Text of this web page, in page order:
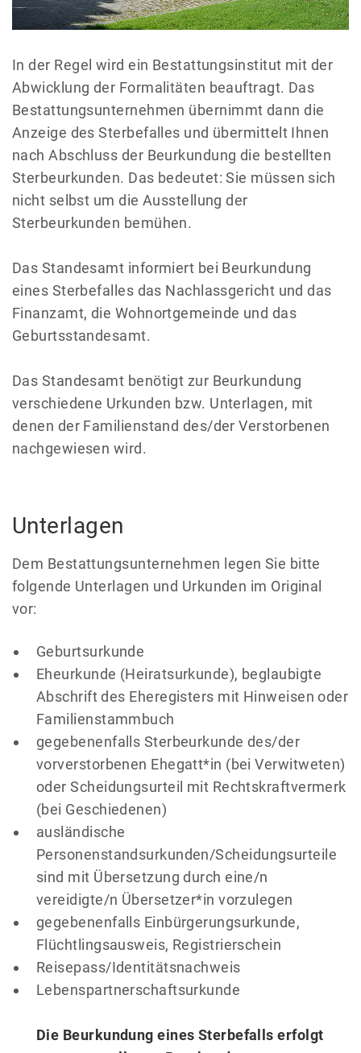
In der Regel wird ein Bestattungsinstitut mit der
Abwicklung der Formalitäten beauftragt. Das
Bestattungsunternehmen übernimmt dann die
Anzeige des Sterbefalles und übermittelt Ihnen
nach Abschluss der Beurkundung die bestellten
Sterbeurkunden. Das bedeutet: Sie müssen sich
nicht selbst um die Ausstellung der
Sterbeurkunden bemühen.
Das Standesamt informiert bei Beurkundung
eines Sterbefalles das Nachlassgericht und das
Finanzamt, die Wohnortgemeinde und das
Geburtsstandesamt.
Das Standesamt benötigt zur Beurkundung
verschiedene Urkunden bzw. Unterlagen, mit
denen der Familienstand des/der Verstorbenen
nachgewiesen wird.
Unterlagen
Dem Bestattungsunternehmen legen Sie bitte
folgende Unterlagen und Urkunden im Original
vor:
Geburtsurkunde
Eheurkunde (Heiratsurkunde), beglaubigte
Abschrift des Eheregisters mit Hinweisen oder
Familienstammbuch
gegebenenfalls Sterbeurkunde des/der
vorverstorbenen Ehegatt*in (bei Verwitweten)
oder Scheidungsurteil mit Rechtskraftvermerk
(bei Geschiedenen)
ausländische
Personenstandsurkunden/Scheidungsurteile
sind mit Übersetzung durch eine/n
vereidigte/n Übersetzer*in vorzulegen
gegebenenfalls Einbürgerungsurkunde,
Flüchtlingsausweis, Registrierschein
Reisepass/Identitätsnachweis
Lebenspartnerschaftsurkunde
Die Beurkundung eines Sterbefalls erfolgt